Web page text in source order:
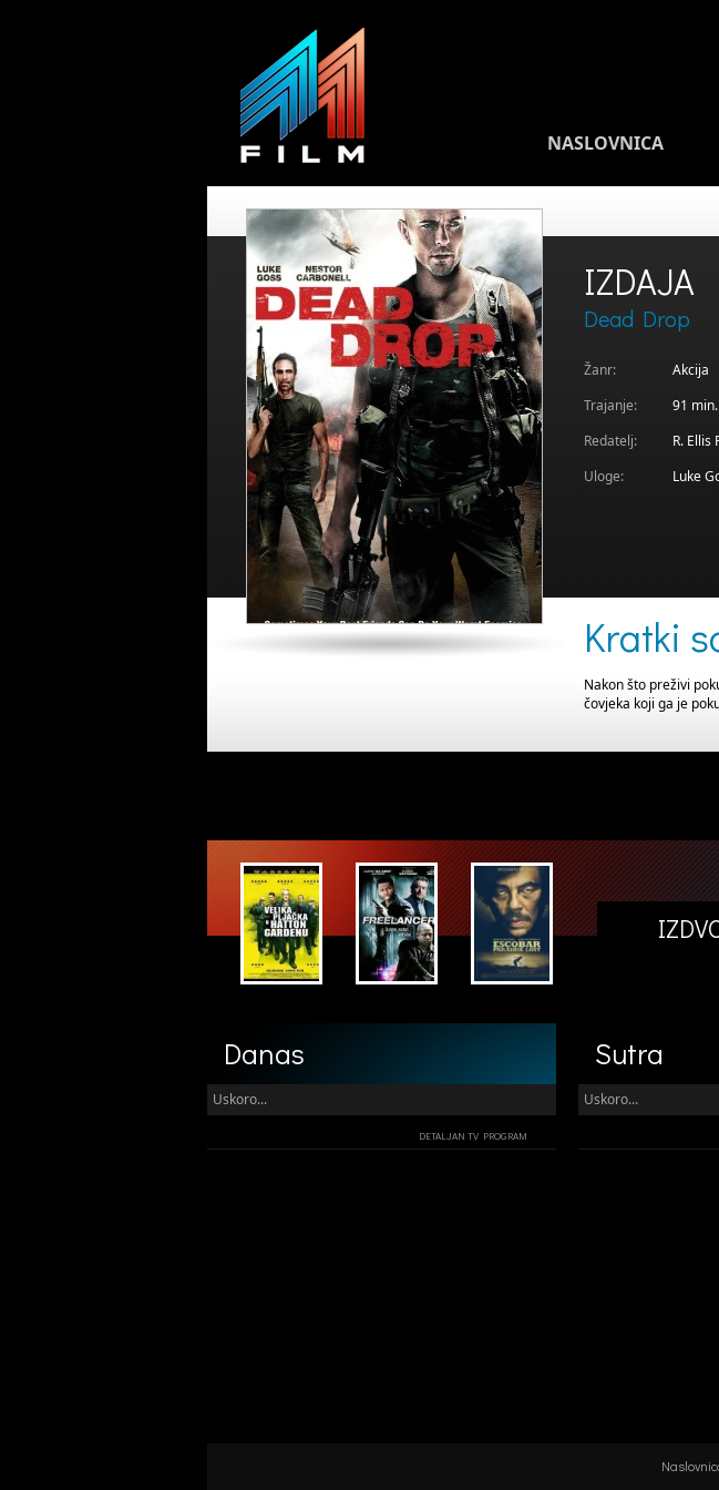
NASLOVNICA
IZDAJA
Dead Drop
Žanr:
Akcija
Trajanje:
91 min.
Redatelj:
R. Ellis
Uloge:
Luke
Kratki
Nakon što preživi
čovjeka koji ga je
Danas
Uskoro...
DETALJAN TV PROGRAM
Sutra
Uskoro...